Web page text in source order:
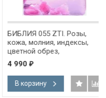
БИБЛИЯ 055 ZTI. Розы,
кожа, молния, индексы,
цветной обрез,
параллельные места,
закладки /220х145/
4 990 ₽
В корзину